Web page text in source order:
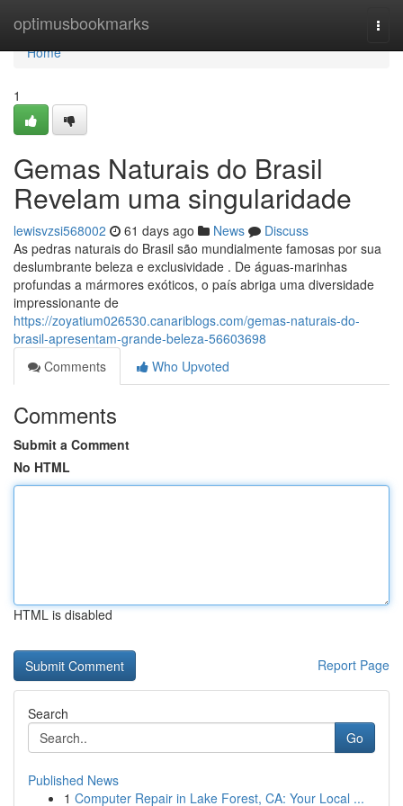
optimusbookmarks
Home
Home
1
Gemas Naturais do Brasil
Revelam uma singularidade
lewisvzsi568002 61 days ago News
Discuss
As pedras naturais do Brasil são mundialmente famosas por sua
deslumbrante beleza e exclusividade . De águas-marinhas
profundas a mármores exóticos, o país abriga uma diversidade
impressionante de
https://zoyatium026530.canariblogs.com/gemas-naturais-do-
brasil-apresentam-grande-beleza-56603698
Comments
Who Upvoted
Comments
Submit a Comment
No HTML
HTML is disabled
Report Page
Search
Go
Published News
1 Computer Repair in Lake Forest, CA: Your Local ...